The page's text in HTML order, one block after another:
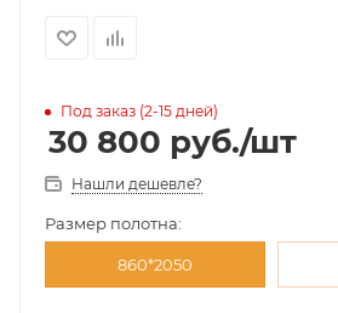
Под заказ (2-15 дней)
30 800 руб./шт
Нашли дешевле?
Размер полотна:
860*2050